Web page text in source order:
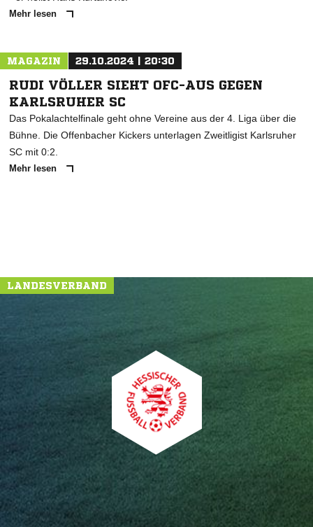
Mehr lesen
MAGAZIN 29.10.2024 | 20:30
RUDI VÖLLER SIEHT OFC-AUS GEGEN
KARLSRUHER SC
Das Pokalachtelfinale geht ohne Vereine aus der 4. Liga über die
Bühne. Die Offenbacher Kickers unterlagen Zweitligist Karlsruher
SC mit 0:2.
Mehr lesen
LANDESVERBAND